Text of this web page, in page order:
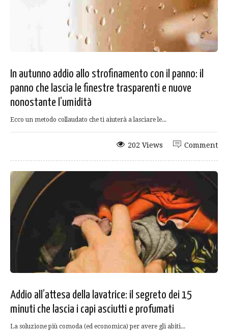
In autunno addio allo strofinamento con il panno: il
panno che lascia le finestre trasparenti e nuove
nonostante l’umidità
Ecco un metodo collaudato che ti aiuterà a lasciare le...
Comment
202 Views
Addio all’attesa della lavatrice: il segreto dei 15
minuti che lascia i capi asciutti e profumati
La soluzione più comoda (ed economica) per avere gli abiti...